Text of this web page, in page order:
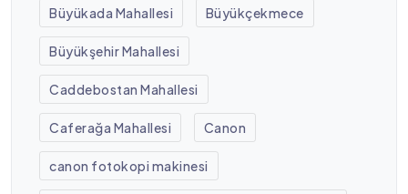
Büyükada Mahallesi Büyükçekmece
Büyükşehir Mahallesi
Caddebostan Mahallesi
Caferağa Mahallesi Canon
canon fotokopi makinesi